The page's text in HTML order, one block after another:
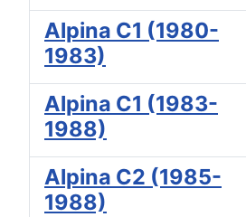
Alpina C1 (1980-
1983)
Alpina C1 (1983-
1988)
Alpina C2 (1985-
1988)